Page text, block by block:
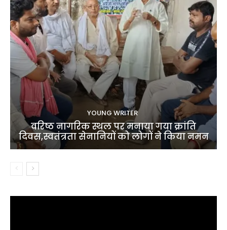
YOUNG WRITER
वरिष्ठ नागरिक स्थल पर मनाया गया क्रांति
दिवस,स्वतंत्रता सेनानियों को लोगों ने किया नमन